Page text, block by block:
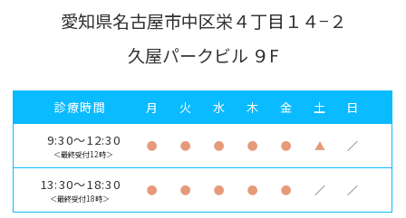
愛知県名古屋市中区栄４丁目１４−２
久屋パークビル ９F
診療時間 月 火 水 木 金 土
日
9:30～12:30
＜最終受付12時＞
● ● ● ● ● ▲ ／
13:30～18:30
＜最終受付18時＞
● ● ● ● ● ／ ／